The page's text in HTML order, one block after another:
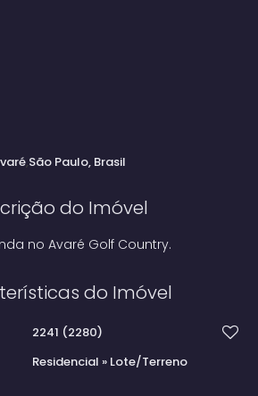
São Paulo, Brasil
do Imóvel
no Avaré Golf Country.
do Imóvel
2241 (2280)
Residencial » Lote/Terreno